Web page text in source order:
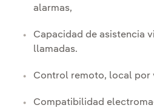
alarmas,
Capacidad de asistencia
llamadas.
Control remoto, local por
Compatibilidad